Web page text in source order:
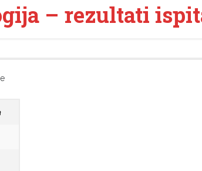
– rezultati